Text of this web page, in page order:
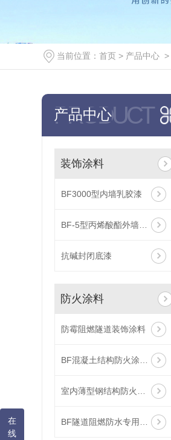
当前位置： 首页 > 产品中心 >
PRODUCT
产品中心
装饰涂料
BF3000型内墙乳胶漆
BF-5型丙烯酸酯外墙涂料
抗碱封闭底漆
防火涂料
防霉阻燃隧道装饰涂料
BF混凝土结构防火涂料(厚浆型)
室内薄型钢结构防火涂料
BF隧道阻燃防水专用中涂
在
线